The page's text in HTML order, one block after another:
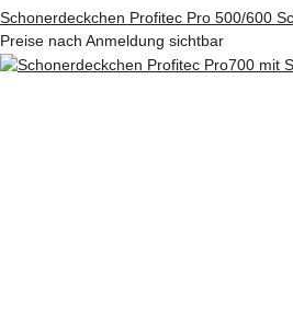
Schonerdeckchen Profitec Pro 500/600
Preise nach Anmeldung sichtbar